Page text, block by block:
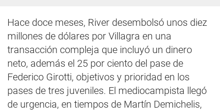
Hace doce meses, River desembolsó unos diez
millones de dólares por Villagra en una
transacción compleja que incluyó un dinero
neto, además el 25 por ciento del pase de
Federico Girotti, objetivos y prioridad en los
pases de tres juveniles. El mediocampista llegó
de urgencia, en tiempos de Martín Demichelis,